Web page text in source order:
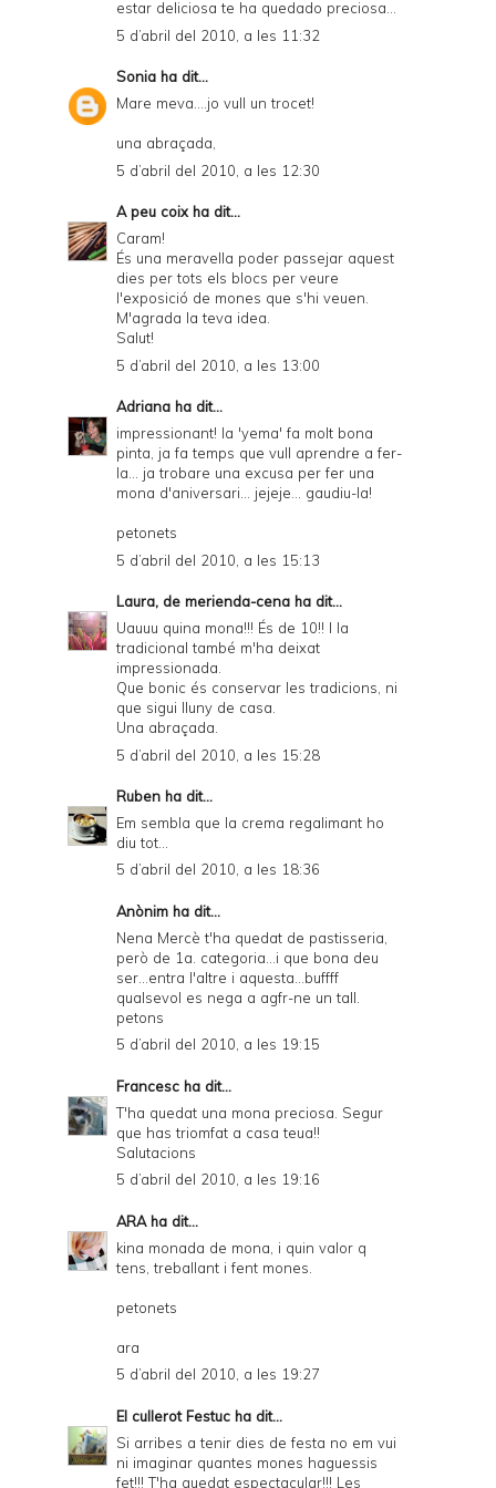
estar deliciosa te ha quedado preciosa...
5 d’abril del 2010, a les 11:32
Sonia ha dit...
Mare meva....jo vull un trocet!
una abraçada,
5 d’abril del 2010, a les 12:30
A peu coix ha dit...
Caram!
És una meravella poder passejar aquest
dies per tots els blocs per veure
l'exposició de mones que s'hi veuen.
M'agrada la teva idea.
Salut!
5 d’abril del 2010, a les 13:00
Adriana ha dit...
impressionant! la 'yema' fa molt bona
pinta, ja fa temps que vull aprendre a fer-
la... ja trobare una excusa per fer una
mona d'aniversari... jejeje... gaudiu-la!
petonets
5 d’abril del 2010, a les 15:13
Laura, de merienda-cena ha dit...
Uauuu quina mona!!! És de 10!! I la
tradicional també m'ha deixat
impressionada.
Que bonic és conservar les tradicions, ni
que sigui lluny de casa.
Una abraçada.
5 d’abril del 2010, a les 15:28
Ruben ha dit...
Em sembla que la crema regalimant ho
diu tot...
5 d’abril del 2010, a les 18:36
Anònim ha dit...
Nena Mercè t'ha quedat de pastisseria,
però de 1a. categoria...i que bona deu
ser...entra l'altre i aquesta...buffff
qualsevol es nega a agfr-ne un tall.
petons
5 d’abril del 2010, a les 19:15
Francesc ha dit...
T'ha quedat una mona preciosa. Segur
que has triomfat a casa teua!!
Salutacions
5 d’abril del 2010, a les 19:16
ARAha dit...
kina monada de mona, i quin valor q
tens, treballant i fent mones.
petonets
ara
5 d’abril del 2010, a les 19:27
El cullerot Festuc ha dit...
Si arribes a tenir dies de festa no em vui
ni imaginar quantes mones haguessis
fet!!! T'ha quedat espectacular!!! Les